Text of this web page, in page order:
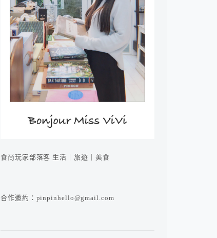
食尚玩家部落客 生活｜旅遊｜美食
合作邀約：pinpinhello@gmail.com